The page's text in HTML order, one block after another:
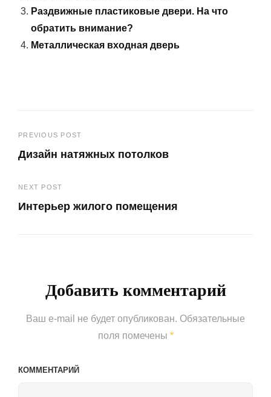
Раздвижные пластиковые двери. На что
обратить внимание?
Металлическая входная дверь
Навигация
по
записям
PREVIOUS POST
Дизайн натяжных потолков
Post
NEXT POST
Интерьер жилого помещения
Добавить комментарий
Ваш e-mail не будет опубликован. Обязательные
поля помечены *
КОММЕНТАРИЙ